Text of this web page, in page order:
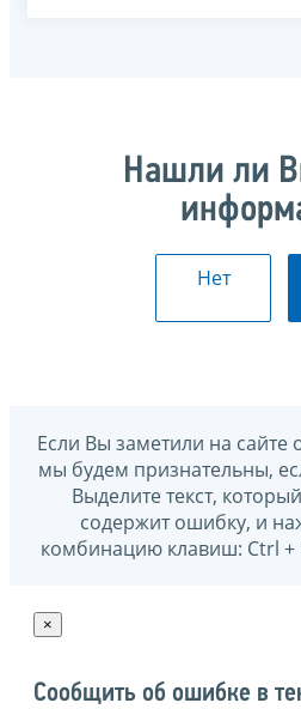
Нашли ли
Нет
Если Вы заметили на сайте
мы будем признательны,
Выделите текст,
содержит ошибку, и
комбинацию клавиш: Ctrl
×
Сообщить об ошибке в